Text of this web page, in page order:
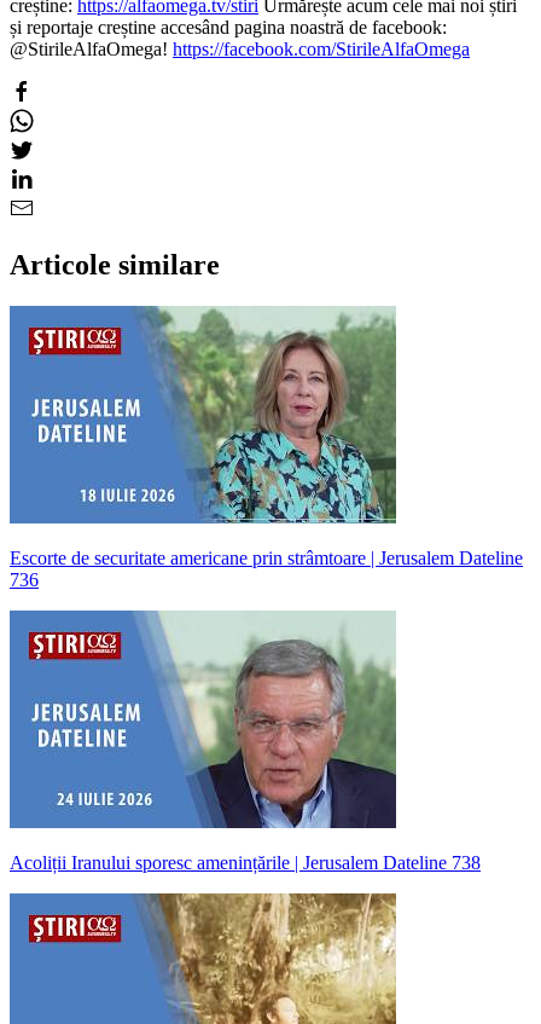
creștine: https://alfaomega.tv/stiri Urmărește acum cele mai noi știri
și reportaje creștine accesând pagina noastră de facebook:
@StirileAlfaOmega! https://facebook.com/StirileAlfaOmega
Articole similare
Escorte de securitate americane prin strâmtoare | Jerusalem Dateline
736
Acoliții Iranului sporesc amenințările | Jerusalem Dateline 738